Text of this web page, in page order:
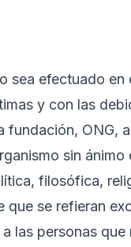
sea efectuado en
y con las
fundación, ONG,
sin ánimo
filosófica,
que se refieran
las personas que